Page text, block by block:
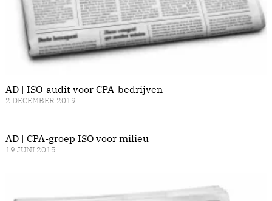
AD | ISO-audit voor CPA-bedrijven
2 DECEMBER 2019
AD | CPA-groep ISO voor milieu
19 JUNI 2015